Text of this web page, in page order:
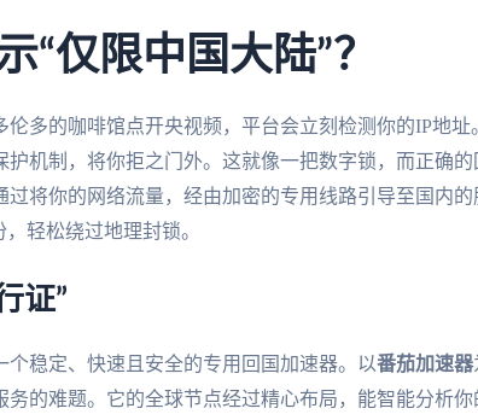
“仅限中国大陆”？
多的咖啡馆点开央视频，平台会立刻检测你的IP地址
机制，将你拒之门外。这就像一把数字锁，而正确的
将你的网络流量，经由加密的专用线路引导至国内的
轻松绕过地理封锁。
证”
稳定、快速且安全的专用回国加速器。以番茄加速器
的难题。它的全球节点经过精心布局，能智能分析你